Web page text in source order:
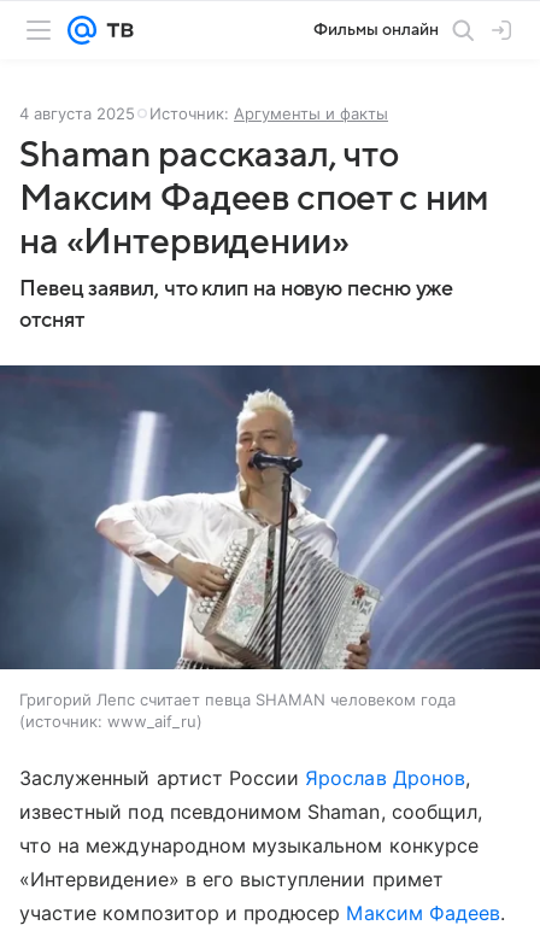
Фильмы онлайн
4 августа 2025 Источник: Аргументы и факты
Shaman рассказал, что
Максим Фадеев споет с ним
на «Интервидении»
Певец заявил, что клип на новую песню уже
отснят
Григорий Лепс считает певца SHAMAN человеком года
источник: www_aif_ru
Заслуженный артист России Ярослав Дронов,
известный под псевдонимом Shaman, сообщил,
что на международном музыкальном конкурсе
«Интервидение» в его выступлении примет
участие композитор и продюсер Максим Фадеев.